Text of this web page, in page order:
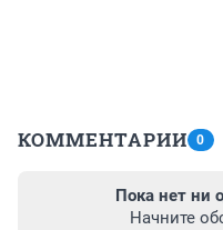
КОММЕНТАРИИ 0
Пока нет ни
Начните